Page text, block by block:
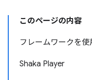
このページの内容
フレームワークを
Shaka Player